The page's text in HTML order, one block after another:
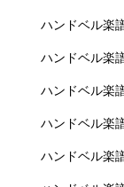
ハンドベル楽
ハンドベル楽
ハンドベル楽
ハンドベル楽
ハンドベル楽